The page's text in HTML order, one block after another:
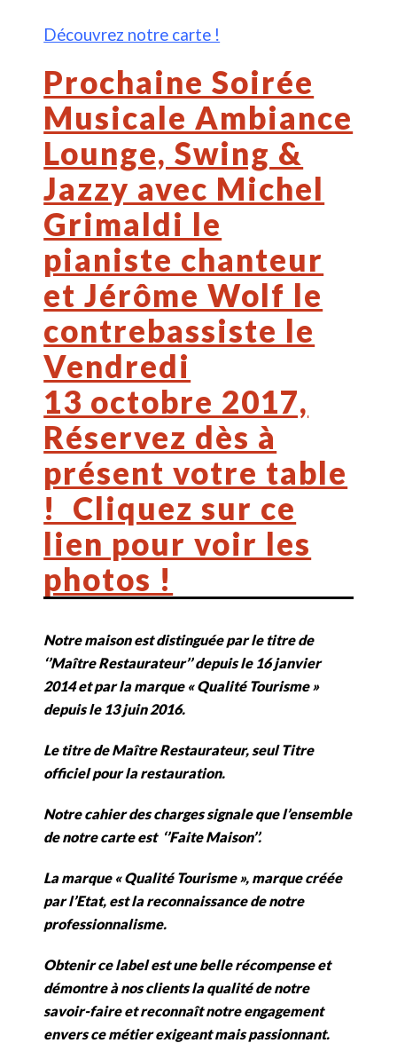
Découvrez notre carte !
Prochaine Soirée
Musicale Ambiance
Lounge, Swing &
Jazzy avec Michel
Grimaldi le
pianiste chanteur
et Jérôme Wolf le
contrebassiste le
Vendredi
13 octobre 2017,
Réservez dès à
présent votre table
! Cliquez sur ce
lien pour voir les
photos !
Notre maison est distinguée par le titre de
‘’Maître Restaurateur’’ depuis le 16 janvier
2014 et par la marque « Qualité Tourisme »
depuis le 13 juin 2016.
Le titre de Maître Restaurateur, seul Titre
officiel pour la restauration.
Notre cahier des charges signale que l’ensemble
de notre carte est ‘’Faite Maison’’.
La marque « Qualité Tourisme », marque créée
par l’Etat, est la reconnaissance de notre
professionnalisme.
Obtenir ce label est une belle récompense et
démontre à nos clients la qualité de notre
savoir-faire et reconnaît notre engagement
envers ce métier exigeant mais passionnant.